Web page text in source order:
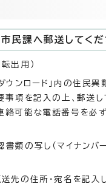
民課へ郵送してくだ
出用）
ウンロード」内の住民異
事項を記入の上、郵送し
可能な電話番号を必ず
類の写し（マイナンバ
先の住所・宛名を記入